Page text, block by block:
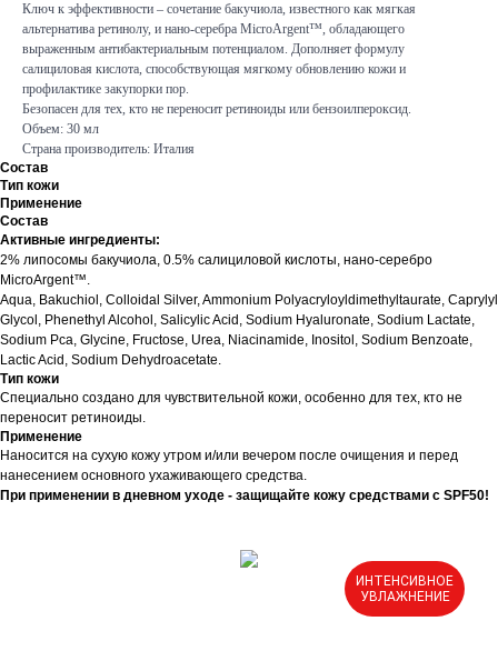
Ключ к эффективности – сочетание бакучиола, известного как мягкая
альтернатива ретинолу, и нано-серебра MicroArgent™, обладающего
выраженным антибактериальным потенциалом. Дополняет формулу
салициловая кислота, способствующая мягкому обновлению кожи и
профилактике закупорки пор.
Безопасен для тех, кто не переносит ретиноиды или бензоилпероксид.
Объем: 30 мл
Страна производитель: Италия
Состав
Тип кожи
Применение
Состав
Активные ингредиенты:
2% липосомы бакучиола, 0.5% салициловой кислоты, нано-серебро
MicroArgent™.
Aqua, Bakuchiol, Colloidal Silver, Ammonium Polyacryloyldimethyltaurate, Caprylyl
Glycol, Phenethyl Alcohol, Salicylic Acid, Sodium Hyaluronate, Sodium Lactate,
Sodium Pca, Glycine, Fructose, Urea, Niacinamide, Inositol, Sodium Benzoate,
Lactic Acid, Sodium Dehydroacetate.
Тип кожи
Специально создано для чувствительной кожи, особенно для тех, кто не
переносит ретиноиды.
Применение
Наносится на сухую кожу утром и/или вечером после очищения и перед
нанесением основного ухаживающего средства.
При применении в дневном уходе - защищайте кожу средствами с SPF50!
ИНТЕНСИВНОЕ
УВЛАЖНЕНИЕ